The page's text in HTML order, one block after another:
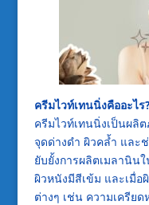
ครีมไวท์เทนนิ่งคืออะไร?
ครีมไวท์เทนนิ่งเป็นผลิ
จุดด่างดำ ผิวคล้ำ และ
ยับยั้งการผลิตเมลานิน
ผิวหนังมีสีเข้ม และเมื่อ
ต่างๆ เช่น ความเครีย